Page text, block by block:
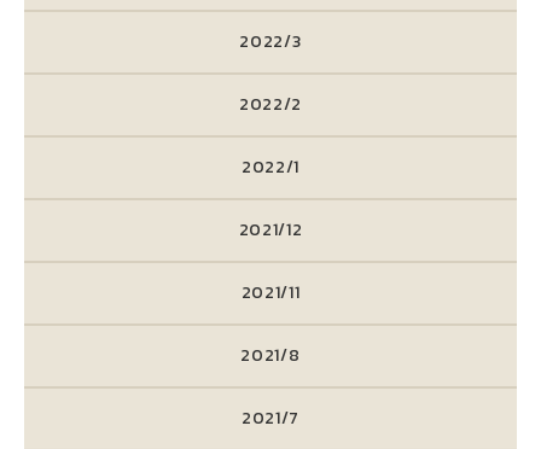
2022/3
2022/2
2022/1
2021/12
2021/11
2021/8
2021/7